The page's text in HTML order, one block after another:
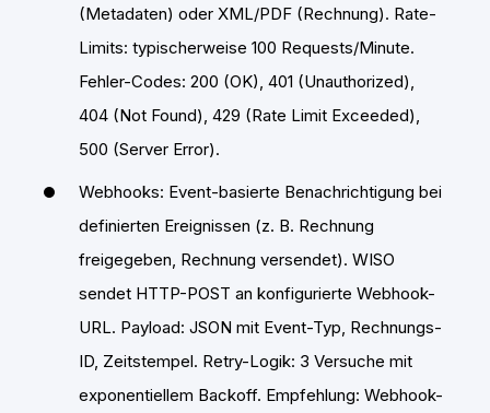
(Metadaten) oder XML/PDF (Rechnung). Rate-
Limits: typischerweise 100 Requests/Minute.
Fehler-Codes: 200 (OK), 401 (Unauthorized),
404 (Not Found), 429 (Rate Limit Exceeded),
500 (Server Error).
Webhooks: Event-basierte Benachrichtigung bei
definierten Ereignissen (z. B. Rechnung
freigegeben, Rechnung versendet). WISO
sendet HTTP-POST an konfigurierte Webhook-
URL. Payload: JSON mit Event-Typ, Rechnungs-
ID, Zeitstempel. Retry-Logik: 3 Versuche mit
exponentiellem Backoff. Empfehlung: Webhook-